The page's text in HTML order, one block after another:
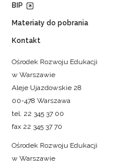
BIP
Materiały do pobrania
Kontakt
Ośrodek Rozwoju Edukacji
w Warszawie
Aleje Ujazdowskie 28
00-478 Warszawa
tel. 22 345 37 00
fax 22 345 37 70
Ośrodek Rozwoju Edukacji
w Warszawie